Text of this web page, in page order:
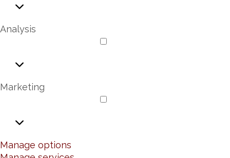
Analysis
Marketing
Manage options